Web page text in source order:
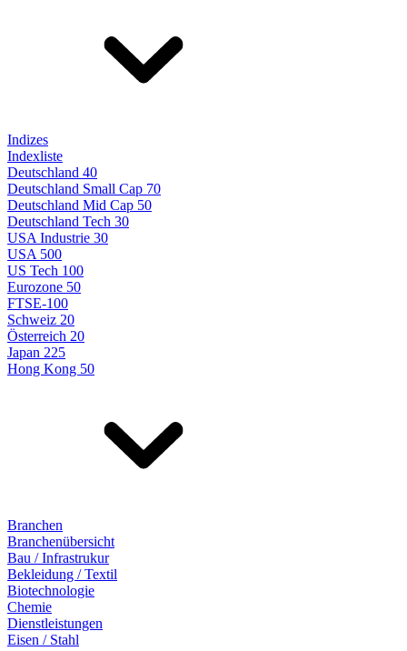
Indizes
Indexliste
Deutschland 40
Deutschland Small Cap 70
Deutschland Mid Cap 50
Deutschland Tech 30
USA Industrie 30
USA 500
US Tech 100
Eurozone 50
FTSE-100
Schweiz 20
Österreich 20
Japan 225
Hong Kong 50
Branchen
Branchenübersicht
Bau / Infrastrukur
Bekleidung / Textil
Biotechnologie
Chemie
Dienstleistungen
Eisen / Stahl